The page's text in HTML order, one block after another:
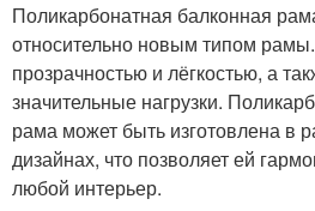
Поликарбонатная балконная
относительно новым типом
прозрачностью и лёгкостью, а
значительные нагрузки.
рама может быть изготовлена в
дизайнах, что позволяет ей
любой интерьер.